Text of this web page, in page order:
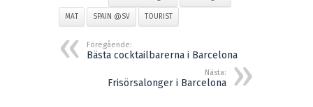
MAT SPAIN @SV TOURIST
Föregående:
Bästa cocktailbarerna i Barcelona
Nästa:
Frisörsalonger i Barcelona